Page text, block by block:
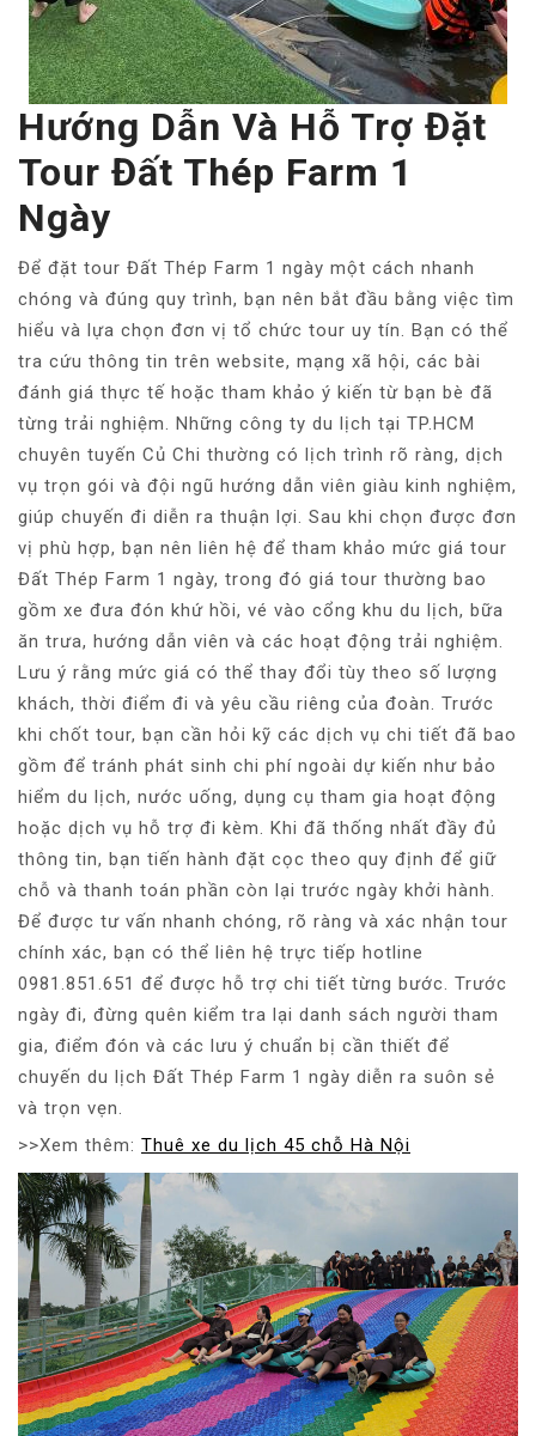
Hướng Dẫn Và Hỗ Trợ Đặt
Tour Đất Thép Farm 1
Ngày
Để đặt tour Đất Thép Farm 1 ngày một cách nhanh
chóng và đúng quy trình, bạn nên bắt đầu bằng việc tìm
hiểu và lựa chọn đơn vị tổ chức tour uy tín. Bạn có thể
tra cứu thông tin trên website, mạng xã hội, các bài
đánh giá thực tế hoặc tham khảo ý kiến từ bạn bè đã
từng trải nghiệm. Những công ty du lịch tại TP.HCM
chuyên tuyến Củ Chi thường có lịch trình rõ ràng, dịch
vụ trọn gói và đội ngũ hướng dẫn viên giàu kinh nghiệm,
giúp chuyến đi diễn ra thuận lợi. Sau khi chọn được đơn
vị phù hợp, bạn nên liên hệ để tham khảo mức giá tour
Đất Thép Farm 1 ngày, trong đó giá tour thường bao
gồm xe đưa đón khứ hồi, vé vào cổng khu du lịch, bữa
ăn trưa, hướng dẫn viên và các hoạt động trải nghiệm.
Lưu ý rằng mức giá có thể thay đổi tùy theo số lượng
khách, thời điểm đi và yêu cầu riêng của đoàn. Trước
khi chốt tour, bạn cần hỏi kỹ các dịch vụ chi tiết đã bao
gồm để tránh phát sinh chi phí ngoài dự kiến như bảo
hiểm du lịch, nước uống, dụng cụ tham gia hoạt động
hoặc dịch vụ hỗ trợ đi kèm. Khi đã thống nhất đầy đủ
thông tin, bạn tiến hành đặt cọc theo quy định để giữ
chỗ và thanh toán phần còn lại trước ngày khởi hành.
Để được tư vấn nhanh chóng, rõ ràng và xác nhận tour
chính xác, bạn có thể liên hệ trực tiếp hotline
0981.851.651 để được hỗ trợ chi tiết từng bước. Trước
ngày đi, đừng quên kiểm tra lại danh sách người tham
gia, điểm đón và các lưu ý chuẩn bị cần thiết để
chuyến du lịch Đất Thép Farm 1 ngày diễn ra suôn sẻ
và trọn vẹn.
>>Xem thêm: Thuê xe du lịch 45 chỗ Hà Nội